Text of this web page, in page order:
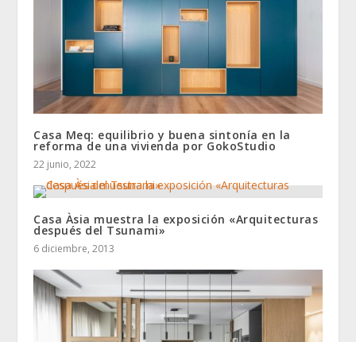
Casa Meq: equilibrio y buena sintonía en la
reforma de una vivienda por GokoStudio
22 junio, 2022
Casa Àsia muestra la exposición «Arquitecturas
después del Tsunami»
6 diciembre, 2013